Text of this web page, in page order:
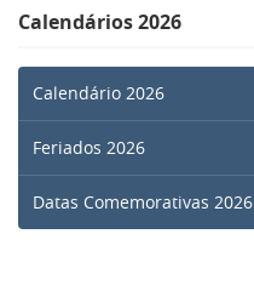
Calendários 2026
Calendário 2026
Feriados 2026
Datas Comemorativas 2026